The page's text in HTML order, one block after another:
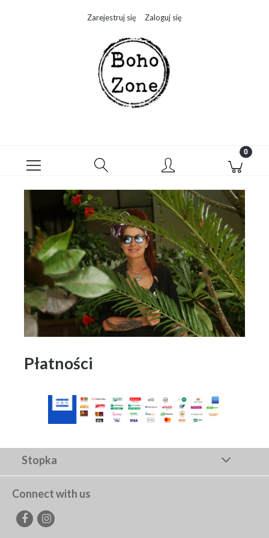
Zarejestruj się Zaloguj się
Płatności
Stopka
Connect with us